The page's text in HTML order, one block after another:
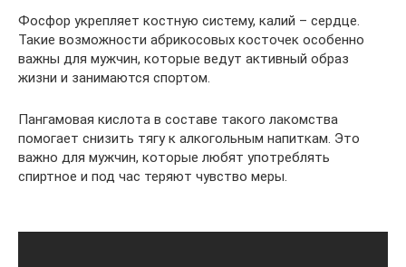
Фосфор укрепляет костную систему, калий – сердце.
Такие возможности абрикосовых косточек особенно
важны для мужчин, которые ведут активный образ
жизни и занимаются спортом.
Пангамовая кислота в составе такого лакомства
помогает снизить тягу к алкогольным напиткам. Это
важно для мужчин, которые любят употреблять
спиртное и под час теряют чувство меры.